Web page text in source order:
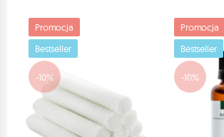
Promocja
Bestseller
-10%
Promocja
Bestseller
-10%